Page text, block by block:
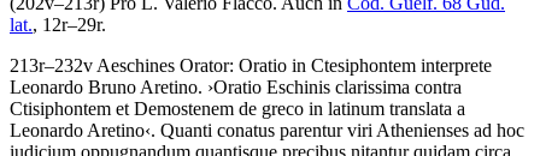
lat., 12r–29r.
213r–232v Aeschines Orator: Oratio in Ctesiphontem interprete
Leonardo Bruno Aretino. ›Oratio Eschinis clarissima contra
Ctisiphontem et Demostenem de greco in latinum translata a
Leonardo Aretino‹. Quanti conatus parentur viri Athenienses ad hoc